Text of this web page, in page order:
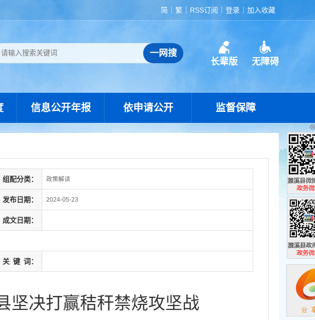
简 繁 RSS订阅 登录 加入收藏
长辈版 无障碍
信息公开年报 依申请公开 监督保障
组配分类： 政策解读
发布日期： 2024-05-23
成文日期：
关 键 词：
坚决打赢秸秆禁烧攻坚战
濉溪县政
政务微博
濉溪县政
政务微信